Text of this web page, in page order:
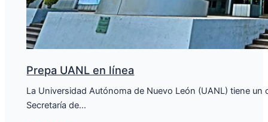
Prepa UANL en línea
La Universidad Autónoma de Nuevo León (UANL) tiene
Secretaría de…